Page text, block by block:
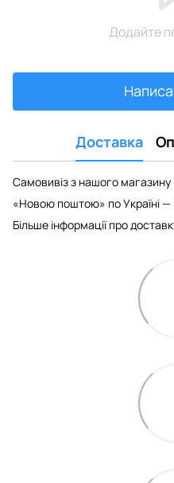
Додайте
Доставка
Самовивіз з нашого
«Новою поштою» по Україні —
Більше інформації про